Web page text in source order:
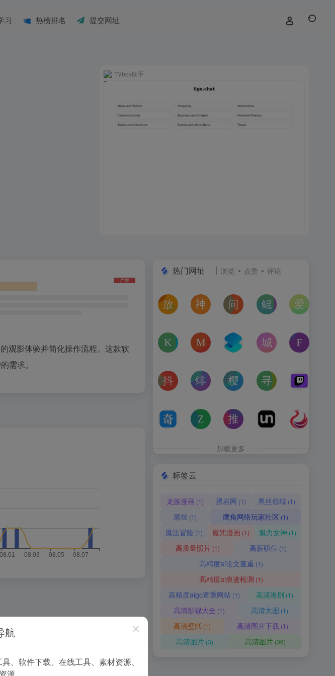
习 热榜排名 提交网址
TVbox助手
观影体验并简化操作流程。这款软
需求。
热门网址 浏览 点赞 评论
放屁音乐网
在线免费下载全网MP3付费歌曲
神仙代售
神仙代售，专注于游戏账号交易平台多年
问卷星
免费使用问卷星创建问卷调查
鲲Galgame论坛
一个专注于二次元
kagurafan
游戏补丁分享网站
MCBBS
MCBBS我的世界中文论坛官网入口
转换云
转换云（
城市交通健康榜
高德地图中国主要
抖音课堂
抖音旗下综合学习平台，覆盖抖音、今日头条、西瓜视
绯月论坛
绯月是一个以动漫、游戏、音乐、绘画等为
樱之空动漫
樱之空动漫是一个专为动漫爱
寻宝天行
完美世界官方授权
奇书网
TXT电子书免费下载,TXT全集下载,小说TXT下载,全本完
Zoom Earth
Zoom Earth风暴追踪器，实时天气和卫星图
推次元
推次元a2cy.com(T站)是以
Unblast – 免费
Unblast是免费设
加载更多
标签云
龙族漫画 (1) 黑岩网 (1) 黑丝领域 (1)
黑丝 (1) 鹰角网络玩家社区 (1)
魔法冒险 (1) 魔咒漫画 (1) 魅力女神 (1)
高质量照片(1) 高薪职位 (1)
高精度ai论文查重 (1)
高精度ai痕迹检测 (1)
高精度aigc查重网站 (1) 高清港剧 (1)
高清影视大全 (1) 高清大图 (1)
高清壁纸 (1) 高清图片下载 (1)
高清图片 (3) 高清图片(36)
航
、软件下载、在线工具、素材资源、
。